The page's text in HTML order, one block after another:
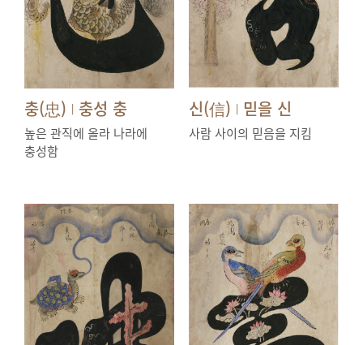
충(忠) | 충성 충
높은 관직에 올라 나라에
충성함
신(信) | 믿을 신
사람 사이의 믿음을 지킴